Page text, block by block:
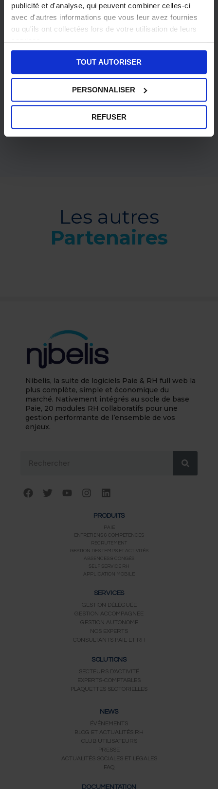
publicité et d'analyse, qui peuvent combiner celles-ci
avec d'autres informations que vous leur avez fournies
ou qu'ils ont collectées lors de votre utilisation de leurs
services.
TOUT AUTORISER
PERSONNALISER
REFUSER
Traitement des informations par Nibelis :
Les informations recueillies sur ce formulaire sont
enregistrées dans un fichier informatisé pour permettre à
NIBELIS de vous contacter et de vous présenter sa solution
et ses services. Elles sont conservées pendant une durée
Vous pouvez exercer votre droit d’accès aux données vous
concernant et les faire rectifier en contactant le délégué à
email : dpo@nibelis.com
Les autres
Partenaires
Nibelis, la suite de logiciels Paie & RH full web la
plus complète, simple et économique du
marché. Nativement intégrés au socle de base
Paie, 20 modules RH collaboratifs pour une
gestion performante de l’ensemble de vos
enjeux.
F
a
T
w
Y
o
e
I
n
g
r
a
m
L
i
k
e
d
i
n
PRODUITS
PAIE
ENTRETIENS & COMPÉTENCES
RECRUTEMENT
GESTION DES TEMPS ET ACTIVITÉS
ABSENCES & CONGÉS
SELF SERVICE RH
APPLICATION MOBILE
SERVICES
GESTION DÉLÉGUÉE
GESTION ACCOMPAGNÉE
GESTION AUTONOME
NOS EXPERTS
CONSULTANTS PAIE ET RH
SOLUTIONS
SECTEURS D'ACTIVITÉ
EXPERTS-COMPTABLES
PLAQUETTES SECTORIELLES
NEWS
ÉVÉNEMENTS
BLOG ET ACTUALITÉS RH
CLUB UTILISATEURS
PRESSE
ACTUALITÉS SOCIALES ET LÉGALES
FAQ
DOCUMENTATION